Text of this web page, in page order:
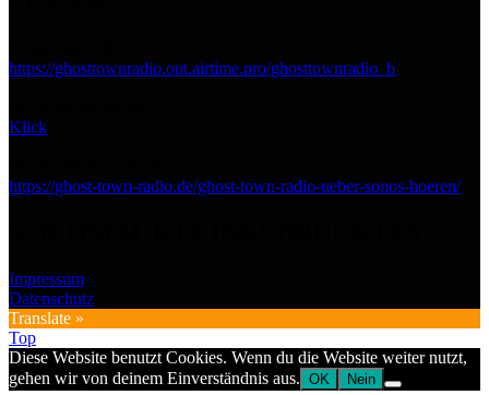
https://ghosttownradio.out.airtime.pro/ghosttownradio_b
Klick
https://ghost-town-radio.de/ghost-town-radio-ueber-sonos-hoeren/
Impressum
Datenschutz
Translate »
Top
Diese Website benutzt Cookies. Wenn du die Website weiter nutzt,
gehen wir von deinem Einverständnis aus. OK Nein